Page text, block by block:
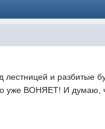
и разбитые
то уже ВОНЯЕТ! И